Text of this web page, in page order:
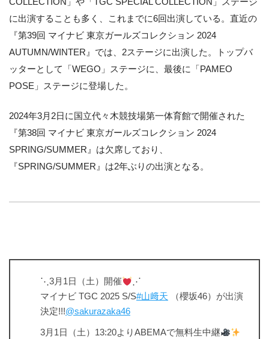
に出演することも多く、これまでに6回出演している。直近の
『第39回 マイナビ 東京ガールズコレクション 2024
AUTUMN/WINTER』では、2ステージに出演した。トップバ
ッターとして「WEGO」ステージに、最後に「PAMEO
POSE」ステージに登場した。
2024年3月2日に国立代々木競技場第一体育館で開催された
『第38回 マイナビ 東京ガールズコレクション 2024
SPRING/SUMMER』は欠席しており、
『SPRING/SUMMER』は2年ぶりの出演となる。
⋱3月1日（土）開催
⋰
マイナビ TGC 2025 S/S#山﨑天 （櫻坂46）が出演
決定!!!@sakurazaka46
3月1日（土）13:20よりABEMAで無料生中継